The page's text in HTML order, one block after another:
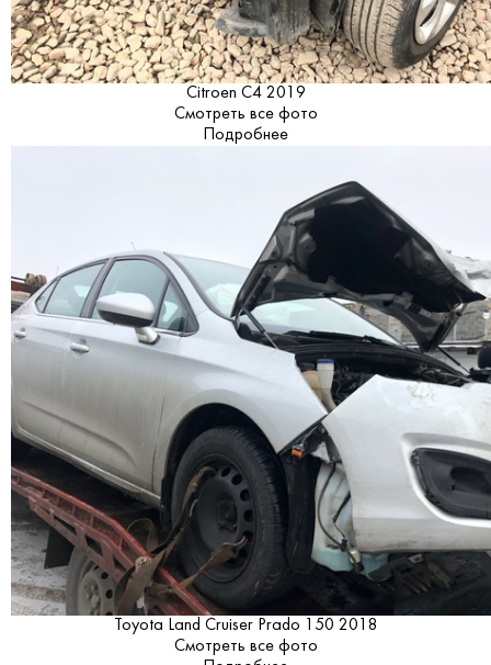
Citroen C4 2019
Смотреть все фото
Подробнее
Toyota Land Cruiser Prado 150 2018
Смотреть все фото